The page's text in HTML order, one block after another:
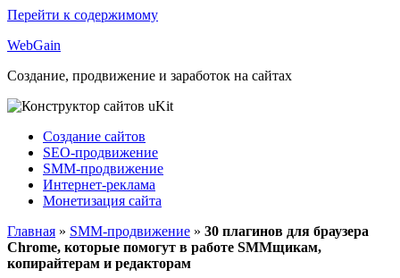
Перейти к содержимому
WebGain
Создание, продвижение и заработок на сайтах
Создание сайтов
SEO-продвижение
SMM-продвижение
Интернет-реклама
Монетизация сайта
Главная » SMM-продвижение » 30 плагинов для браузера
Chrome, которые помогут в работе SMMщикам,
копирайтерам и редакторам